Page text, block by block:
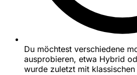
Du möchtest verschiedene
ausprobieren, etwa Hybrid
wurde zuletzt mit